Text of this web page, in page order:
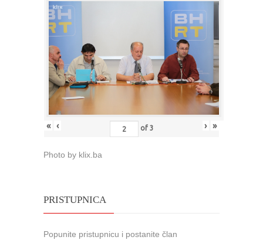
« ‹ of 3 › »
Photo by klix.ba
PRISTUPNICA
Popunite pristupnicu i postanite član